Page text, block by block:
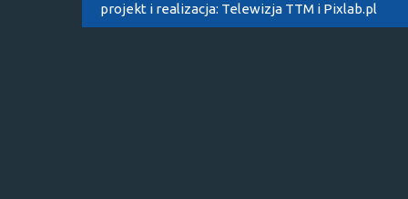
projekt i realizacja: Telewizja TTM i Pixlab.pl